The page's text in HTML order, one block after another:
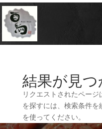
結果が見つ
リクエストされたペー
を探すには、検索条件
を使ってください。